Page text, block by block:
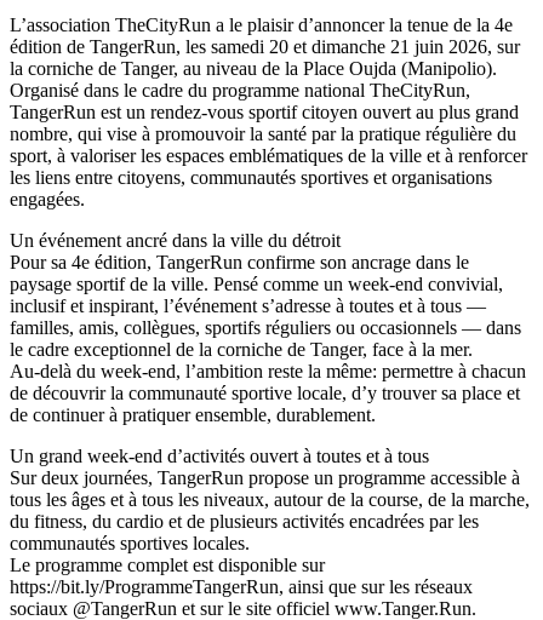
L’association TheCityRun a le plaisir d’annoncer la tenue de la 4e
édition de TangerRun, les samedi 20 et dimanche 21 juin 2026, sur
la corniche de Tanger, au niveau de la Place Oujda (Manipolio).
Organisé dans le cadre du programme national TheCityRun,
TangerRun est un rendez-vous sportif citoyen ouvert au plus grand
nombre, qui vise à promouvoir la santé par la pratique régulière du
sport, à valoriser les espaces emblématiques de la ville et à renforcer
les liens entre citoyens, communautés sportives et organisations
engagées.
Un événement ancré dans la ville du détroit
Pour sa 4e édition, TangerRun confirme son ancrage dans le
paysage sportif de la ville. Pensé comme un week-end convivial,
inclusif et inspirant, l’événement s’adresse à toutes et à tous —
familles, amis, collègues, sportifs réguliers ou occasionnels — dans
le cadre exceptionnel de la corniche de Tanger, face à la mer.
Au-delà du week-end, l’ambition reste la même: permettre à chacun
de découvrir la communauté sportive locale, d’y trouver sa place et
de continuer à pratiquer ensemble, durablement.
Un grand week-end d’activités ouvert à toutes et à tous
Sur deux journées, TangerRun propose un programme accessible à
tous les âges et à tous les niveaux, autour de la course, de la marche,
du fitness, du cardio et de plusieurs activités encadrées par les
communautés sportives locales.
Le programme complet est disponible sur
https://bit.ly/ProgrammeTangerRun, ainsi que sur les réseaux
sociaux @TangerRun et sur le site officiel www.Tanger.Run.